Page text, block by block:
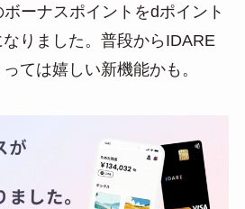
ーナスポイントをdポイント
りました。普段からIDARE
ては嬉しい新機能かも。